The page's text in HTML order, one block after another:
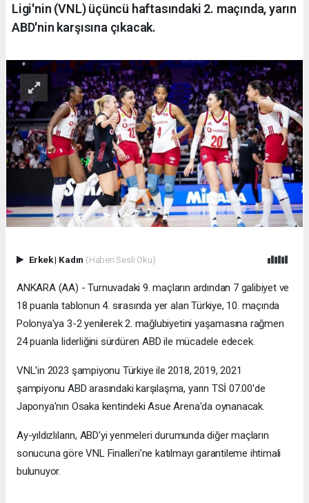
Ligi'nin (VNL) üçüncü haftasındaki 2. maçında, yarın
ABD'nin karşısına çıkacak.
Erkek| Kadın (Haberi Sesli Oku)
ANKARA (AA) - Turnuvadaki 9. maçların ardından 7 galibiyet ve
18 puanla tablonun 4. sırasında yer alan Türkiye, 10. maçında
Polonya'ya 3-2 yenilerek 2. mağlubiyetini yaşamasına rağmen
24 puanla liderliğini sürdüren ABD ile mücadele edecek.
VNL'in 2023 şampiyonu Türkiye ile 2018, 2019, 2021
şampiyonu ABD arasındaki karşılaşma, yarın TSİ 07.00'de
Japonya'nın Osaka kentindeki Asue Arena'da oynanacak.
Ay-yıldızlıların, ABD'yi yenmeleri durumunda diğer maçların
sonucuna göre VNL Finalleri'ne katılmayı garantileme ihtimali
bulunuyor.